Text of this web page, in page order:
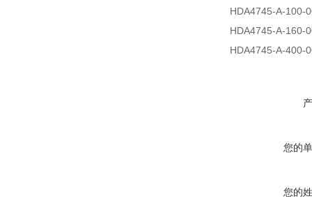
HDA4745-A-100-
HDA4745-A-160-
HDA4745-A-400-
您的
您的